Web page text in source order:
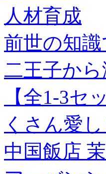
人材育成
前世の知
二王子か
【全1-3
くさん愛
中国飯店